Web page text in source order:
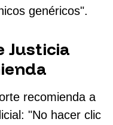
genéricos".
Justicia
recomienda a
"No hacer clic